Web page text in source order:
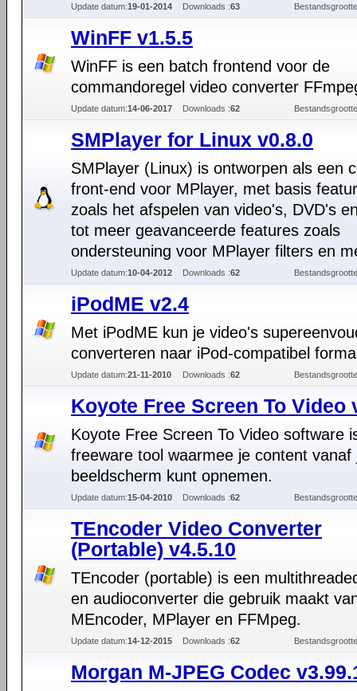
Update datum:19-01-2014 Downloads :63
WinFF v1.5.5
WinFF is een batch frontend voor de
commandoregel video converter
Update datum:14-06-2017 Downloads :62
SMPlayer for Linux v0.8.0
SMPlayer (Linux) is ontworpen als een
front-end voor MPlayer, met basis
zoals het afspelen van video's, DVD's
tot meer geavanceerde features zoals
ondersteuning voor MPlayer filters en
Update datum:10-04-2012 Downloads :62
iPodME v2.4
Met iPodME kun je video's
converteren naar iPod-compatibel
Update datum:21-11-2010 Downloads :62
Koyote Free Screen To Video
Koyote Free Screen To Video software
freeware tool waarmee je content vanaf
beeldscherm kunt opnemen.
Update datum:15-04-2010 Downloads :62
TEncoder Video Converter
(Portable) v4.5.10
TEncoder (portable) is een
en audioconverter die gebruik maakt
MEncoder, MPlayer en FFMpeg.
Update datum:14-12-2015 Downloads :62
Morgan M-JPEG Codec